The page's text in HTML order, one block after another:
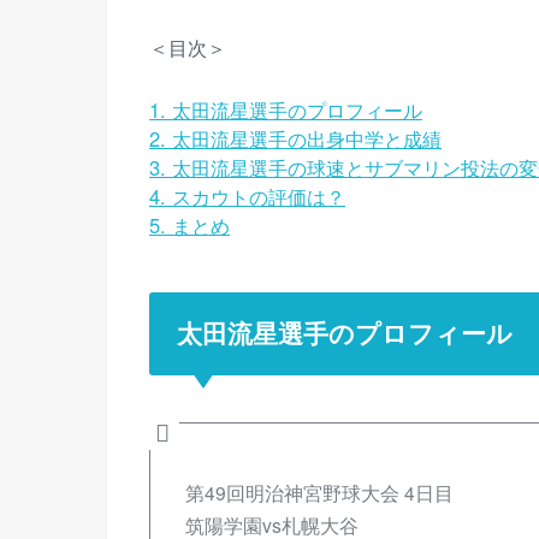
＜目次＞
1. 太田流星選手のプロフィール
2. 太田流星選手の出身中学と成績
3. 太田流星選手の球速とサブマリン投法の
4. スカウトの評価は？
5. まとめ
太田流星選手のプロフィール
第49回明治神宮野球大会 4日目
筑陽学園vs札幌大谷